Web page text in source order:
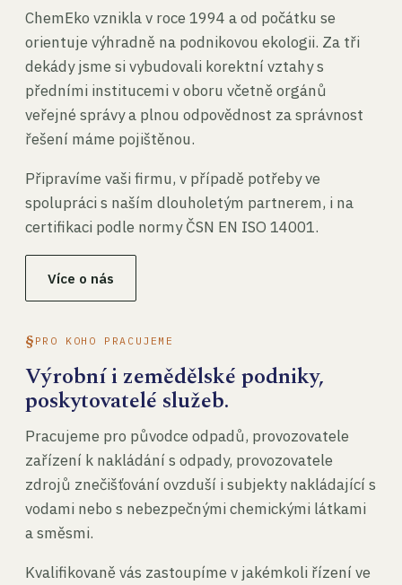
ChemEko vznikla v roce 1994 a od počátku se
orientuje výhradně na podnikovou ekologii. Za tři
dekády jsme si vybudovali korektní vztahy s
předními institucemi v oboru včetně orgánů
veřejné správy a plnou odpovědnost za správnost
řešení máme pojištěnou.
Připravíme vaši firmu, v případě potřeby ve
spolupráci s naším dlouholetým partnerem, i na
certifikaci podle normy ČSN EN ISO 14001.
Více o nás
PRO KOHO PRACUJEME
Výrobní i zemědělské podniky,
poskytovatelé služeb.
Pracujeme pro původce odpadů, provozovatele
zařízení k nakládání s odpady, provozovatele
zdrojů znečišťování ovzduší i subjekty nakládající s
vodami nebo s nebezpečnými chemickými látkami
a směsmi.
Kvalifikovaně vás zastoupíme v jakémkoli řízení ve